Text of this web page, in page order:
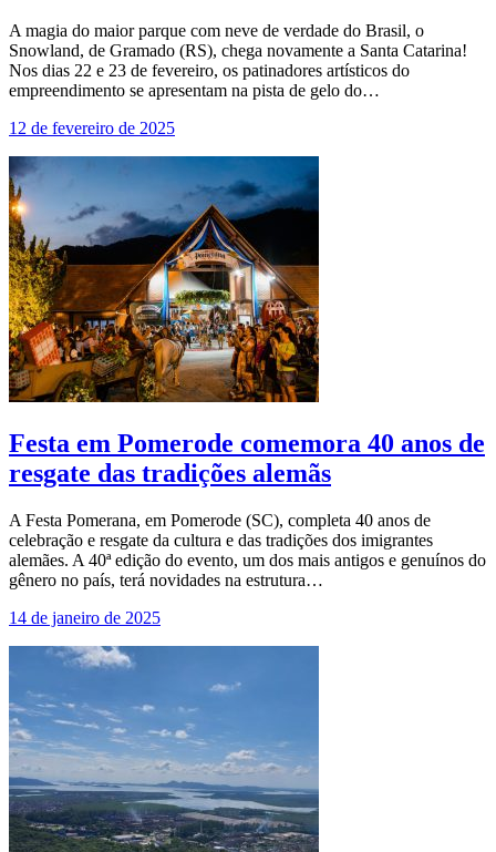
A magia do maior parque com neve de verdade do Brasil, o
Snowland, de Gramado (RS), chega novamente a Santa Catarina!
Nos dias 22 e 23 de fevereiro, os patinadores artísticos do
empreendimento se apresentam na pista de gelo do…
12 de fevereiro de 2025
Festa em Pomerode comemora 40 anos de
resgate das tradições alemãs
A Festa Pomerana, em Pomerode (SC), completa 40 anos de
celebração e resgate da cultura e das tradições dos imigrantes
alemães. A 40ª edição do evento, um dos mais antigos e genuínos do
gênero no país, terá novidades na estrutura…
14 de janeiro de 2025